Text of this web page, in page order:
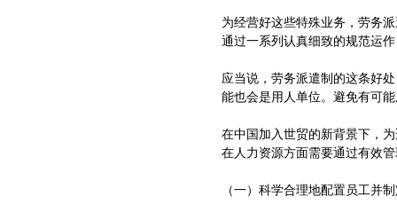
为经营好这些特殊业务，劳务
通过一系列认真细致的规范运
应当说，劳务派遣制的这条好
能也会是用人单位。避免有可
在中国加入世贸的新背景下，
在人力资源方面需要通过有效
（一）科学合理地配置员工并